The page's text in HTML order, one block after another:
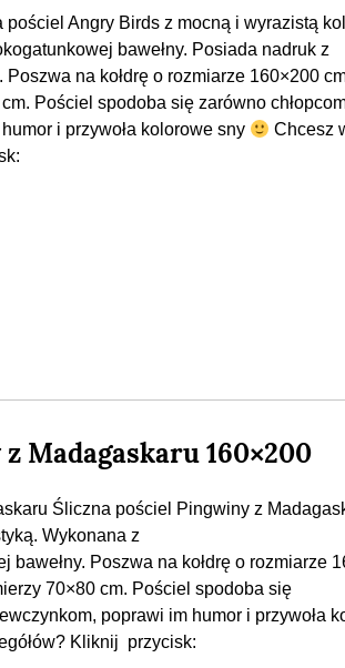
Angry Birds z mocną i wyrazistą
bawełny. Posiada nadruk z
Poszwa na kołdrę o rozmiarze 160×200
Pościel spodoba się zarówno
i przywoła kolorowe sny
Chcesz
Madagaskaru 160×200
Śliczna pościel Pingwiny z
Wykonana z
bawełny. Poszwa na kołdrę o rozmiarze
70×80 cm. Pościel spodoba się
poprawi im humor i przywoła
Kliknij przycisk: